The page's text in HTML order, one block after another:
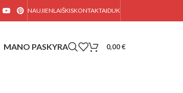
NAUJIENLAIŠKISKONTAKTAIDUK
0,00€